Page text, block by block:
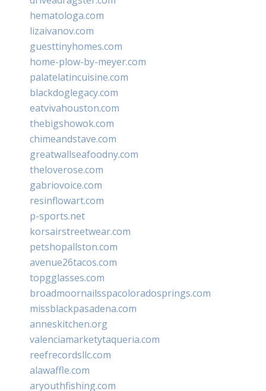
hematologa.com
lizaivanov.com
guesttinyhomes.com
home-plow-by-meyer.com
palatelatincuisine.com
blackdoglegacy.com
eatvivahouston.com
thebigshowok.com
chimeandstave.com
greatwallseafoodny.com
theloverose.com
gabriovoice.com
resinflowart.com
p-sports.net
korsairstreetwear.com
petshopallston.com
avenue26tacos.com
topgglasses.com
broadmoornailsspacoloradosprings.com
missblackpasadena.com
anneskitchen.org
valenciamarketytaqueria.com
reefrecordsllc.com
alawaffle.com
aryouthfishing.com